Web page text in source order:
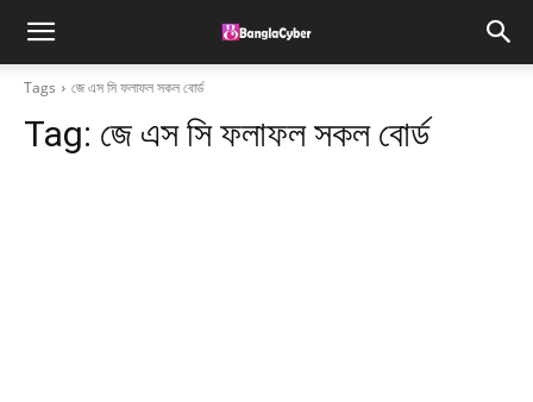
Tags জে এস সি ফলাফল সকল বোর্ড
Tag: জে এস সি ফলাফল সকল বোর্ড